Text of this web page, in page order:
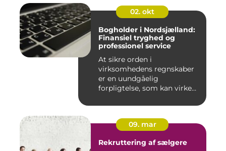
02. okt
Bogholder i Nordsjælland:
Finansiel tryghed og
professionel service
At sikre orden i
virksomhedens regnskaber
er en uundgåelig
forpligtelse, som kan virke
09. mar
Rekruttering af sælgere